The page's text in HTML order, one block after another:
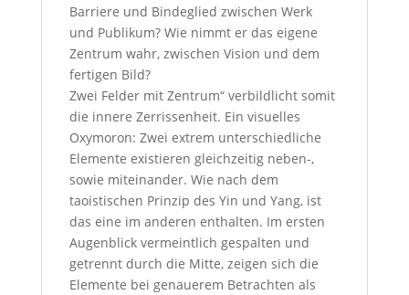
Barriere und Bindeglied zwischen Werk
und Publikum? Wie nimmt er das eigene
Zentrum wahr, zwischen Vision und dem
fertigen Bild?
Zwei Felder mit Zentrum“ verbildlicht somit
die innere Zerrissenheit. Ein visuelles
Oxymoron: Zwei extrem unterschiedliche
Elemente existieren gleichzeitig neben-,
sowie miteinander. Wie nach dem
taoistischen Prinzip des Yin und Yang, ist
das eine im anderen enthalten. Im ersten
Augenblick vermeintlich gespalten und
getrennt durch die Mitte, zeigen sich die
Elemente bei genauerem Betrachten als